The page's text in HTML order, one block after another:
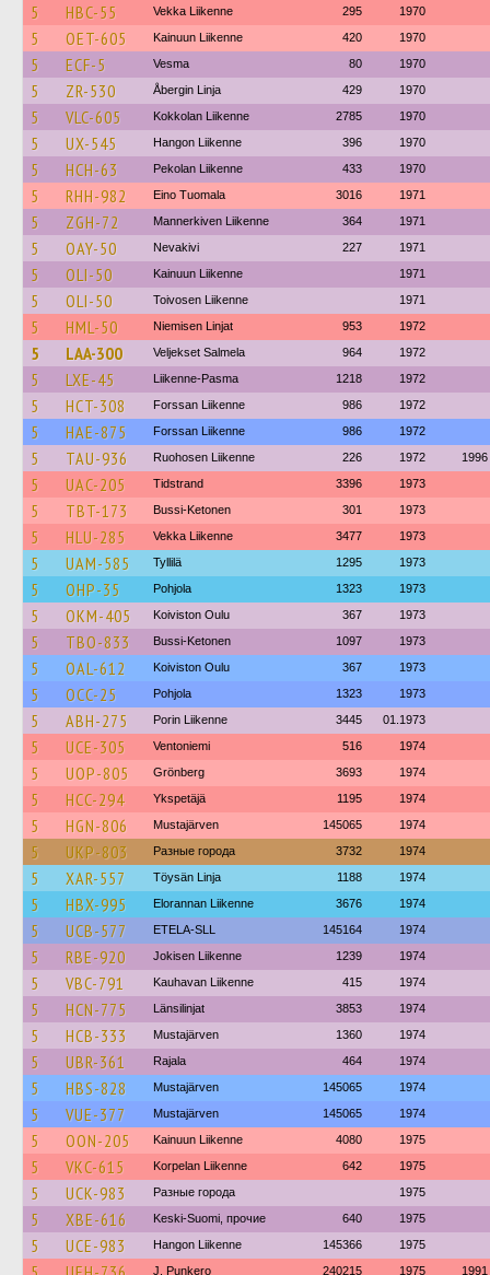
5 HBC-55 Vekka Liikenne 295 1970
5 OET-605 Kainuun Liikenne 420 1970
5 ECF-5 Vesma 80 1970
5 ZR-530 Åbergin Linja 429 1970
5 VLC-605 Kokkolan Liikenne 2785 1970
5 UX-545 Hangon Liikenne 396 1970
5 HCH-63 Pekolan Liikenne 433 1970
5 RHH-982 Eino Tuomala 3016 1971
5 ZGH-72 Mannerkiven Liikenne 364 1971
5 OAY-50 Nevakivi 227 1971
5 OLI-50 Kainuun Liikenne 1971
5 OLI-50 Toivosen Liikenne 1971
5 HML-50 Niemisen Linjat 953 1972
5 LAA-300 Veljekset Salmela 964 1972
5 LXE-45 Liikenne-Pasma 1218 1972
5 HCT-308 Forssan Liikenne 986 1972
5 HAE-875 Forssan Liikenne 986 1972
5 TAU-936 Ruohosen Liikenne 226 1972 1996
5 UAC-205 Tidstrand 3396 1973
5 TBT-173 Bussi-Ketonen 301 1973
5 HLU-285 Vekka Liikenne 3477 1973
5 UAM-585 Tyllilä 1295 1973
5 OHP-35 Pohjola 1323 1973
5 OKM-405 Koiviston Oulu 367 1973
5 TBO-833 Bussi-Ketonen 1097 1973
5 OAL-612 Koiviston Oulu 367 1973
5 OCC-25 Pohjola 1323 1973
5 ABH-275 Porin Liikenne 3445 01.1973
5 UCE-305 Ventoniemi 516 1974
5 UOP-805 Grönberg 3693 1974
5 HCC-294 Ykspetäjä 1195 1974
5 HGN-806 Mustajärven 145065 1974
5 UKP-803 Разные города 3732 1974
5 XAR-557 Töysän Linja 1188 1974
5 HBX-995 Elorannan Liikenne 3676 1974
5 UCB-577 ETELA-SLL 145164 1974
5 RBE-920 Jokisen Liikenne 1239 1974
5 VBC-791 Kauhavan Liikenne 415 1974
5 HCN-775 Länsilinjat 3853 1974
5 HCB-333 Mustajärven 1360 1974
5 UBR-361 Rajala 464 1974
5 HBS-828 Mustajärven 145065 1974
5 VUE-377 Mustajärven 145065 1974
5 OON-205 Kainuun Liikenne 4080 1975
5 VKC-615 Korpelan Liikenne 642 1975
5 UCK-983 Разные города 1975
5 XBE-616 Keski-Suomi, прочие 640 1975
5 UCE-983 Hangon Liikenne 145366 1975
J. Punkero 240215 1975 1991